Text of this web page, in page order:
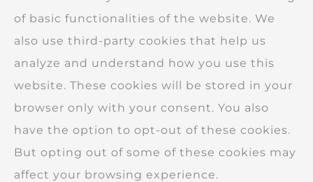
of basic functionalities of the website. We
also use third-party cookies that help us
analyze and understand how you use this
website. These cookies will be stored in your
browser only with your consent. You also
have the option to opt-out of these cookies.
But opting out of some of these cookies may
affect your browsing experience.